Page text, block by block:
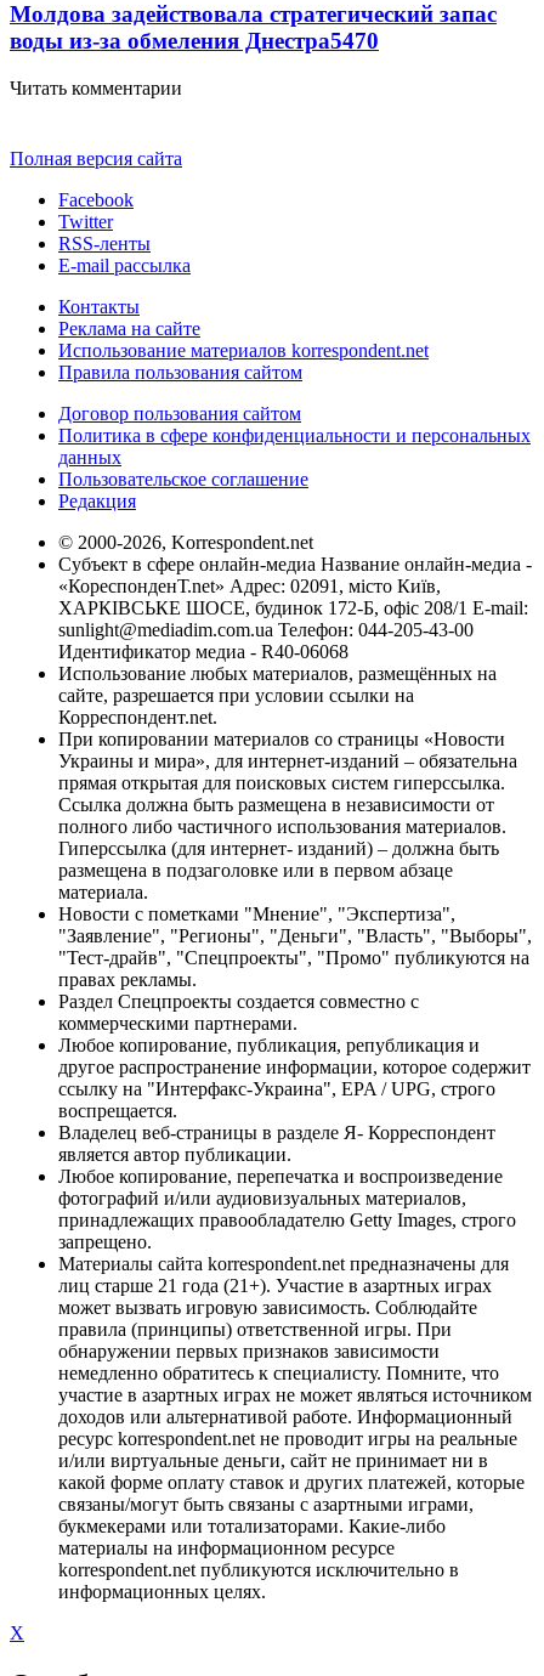
Молдова задействовала стратегический запас
воды из-за обмеления Днестра5470
Читать комментарии
Полная версия сайта
Facebook
Twitter
RSS-ленты
E-mail рассылка
Контакты
Реклама на сайте
Использование материалов korrespondent.net
Правила пользования сайтом
Договор пользования сайтом
Политика в сфере конфиденциальности и персональных
данных
Пользовательское соглашение
Редакция
© 2000-2026, Korrespondent.net
Субъект в сфере онлайн-медиа Название онлайн-медиа -
«КореспонденТ.net» Адрес: 02091, місто Київ,
ХАРКІВСЬКЕ ШОСЕ, будинок 172-Б, офіс 208/1 E-mail:
sunlight@mediadim.com.ua Телефон: 044-205-43-00
Идентификатор медиа - R40-06068
Использование любых материалов, размещённых на
сайте, разрешается при условии ссылки на
Корреспондент.net.
При копировании материалов со страницы «Новости
Украины и мира», для интернет-изданий – обязательна
прямая открытая для поисковых систем гиперссылка.
Ссылка должна быть размещена в независимости от
полного либо частичного использования материалов.
Гиперссылка (для интернет- изданий) – должна быть
размещена в подзаголовке или в первом абзаце
материала.
Новости с пометками "Мнение", "Экспертиза",
"Заявление", "Регионы", "Деньги", "Власть", "Выборы",
"Тест-драйв", "Спецпроекты", "Промо" публикуются на
правах рекламы.
Раздел Спецпроекты создается совместно с
коммерческими партнерами.
Любое копирование, публикация, републикация и
другое распространение информации, которое содержит
ссылку на "Интерфакс-Украина", EPA / UPG, строго
воспрещается.
Владелец веб-страницы в разделе Я- Корреспондент
является автор публикации.
Любое копирование, перепечатка и воспроизведение
фотографий и/или аудиовизуальных материалов,
принадлежащих правообладателю Getty Images, строго
запрещено.
Материалы сайта korrespondent.net предназначены для
лиц старше 21 года (21+). Участие в азартных играх
может вызвать игровую зависимость. Соблюдайте
правила (принципы) ответственной игры. При
обнаружении первых признаков зависимости
немедленно обратитесь к специалисту. Помните, что
участие в азартных играх не может являться источником
доходов или альтернативой работе. Информационный
ресурс korrespondent.net не проводит игры на реальные
и/или виртуальные деньги, сайт не принимает ни в
какой форме оплату ставок и других платежей, которые
связаны/могут быть связаны с азартными играми,
букмекерами или тотализаторами. Какие-либо
материалы на информационном ресурсе
korrespondent.net публикуются исключительно в
информационных целях.
X